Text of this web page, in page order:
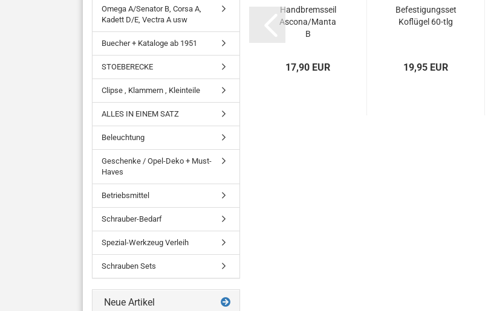
Handbremsseil
Ascona/Manta
B
17,90 EUR
Befestigungsset
Koflügel 60-tlg
19,95 EUR
Omega A/Senator B, Corsa A,
Kadett D/E, Vectra A usw
Buecher + Kataloge ab 1951
STOEBERECKE
Clipse , Klammern , Kleinteile
ALLES IN EINEM SATZ
Beleuchtung
Geschenke / Opel-Deko + Must-
Haves
Betriebsmittel
Schrauber-Bedarf
Spezial-Werkzeug Verleih
Schrauben Sets
Neue Artikel